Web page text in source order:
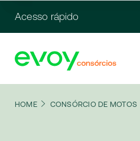
Acesso rápido
HOME CONSÓRCIO DE MOTOS